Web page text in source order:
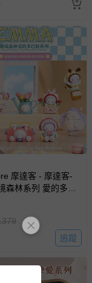
& 退款問題
。如您位於離島地
收離島運費。廠商
、樓層親送等加價
內的查詢訂單內，
好，若商品遇瑕疵
退貨的辦理流程
即會通知媽咪並協
致無法安排出貨，
摩達客 - 摩達客-
森林系列 愛的多巴
追蹤